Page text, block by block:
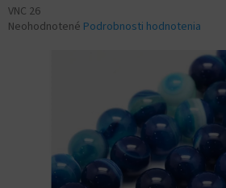
VNC 26
Priemerné
Neohodnotené Podrobnosti hodnotenia